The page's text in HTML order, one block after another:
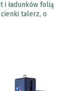
i ładunków folią
cienki talerz, o